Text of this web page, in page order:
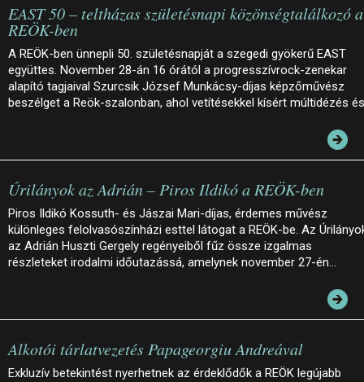
EAST 50 – teltházas születésnapi közönségtalálkozó a
REÖK-ben
A REÖK-ben ünnepli 50. születésnapját a szegedi gyökerű EAST
együttes. November 28-án 16 órától a progresszívrock-zenekar
alapító tagjaival Szurcsik József Munkácsy-díjas képzőművész
beszélget a Reök-szalonban, ahol vetítésekkel kísért múltidézés
Úrilányok az Adrián – Piros Ildikó a REÖK-ben
Piros Ildikó Kossuth- és Jászai Mari-díjas, érdemes művész
különleges felolvasószínházi esttel látogat a REÖK-be. Az
az Adrián Huszti Gergely regényeiből fűz össze izgalmas
részleteket irodalmi időutazássá, amelynek november 27-én…
Alkotói tárlatvezetés Papageorgiu Andreával
Exkluzív betekintést nyerhetnek az érdeklődők a REÖK legújabb